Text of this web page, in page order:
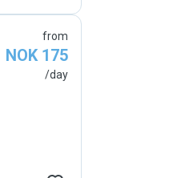
from
NOK 175
/day